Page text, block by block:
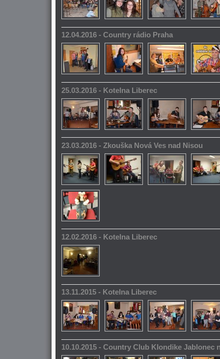
12.04.2016 - Country rádio Praha
25.03.2016 - Kotelna Liberec
23.03.2016 - Zkouška Nová Ves nad Nisou
12.02.2016 - Kotelna Liberec
13.11.2015 - Kotelna Liberec
10.10.2015 - Country Club Klondike Jablonec